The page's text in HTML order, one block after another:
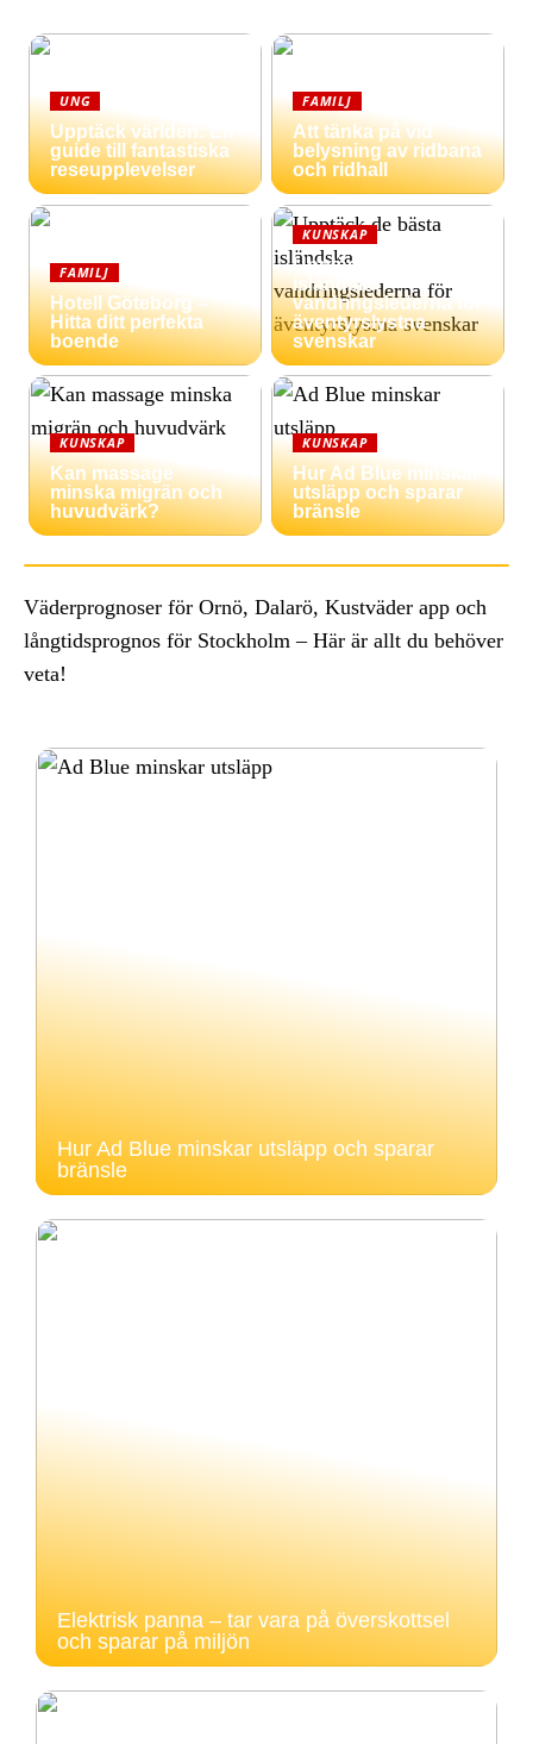
UNG
Upptäck världen: En
guide till fantastiska
reseupplevelser
FAMILJ
Att tänka på vid
belysning av ridbana
och ridhall
FAMILJ
Hotell Göteborg –
Hitta ditt perfekta
boende
KUNSKAP
Upptäck de bästa
isländska
vandringslederna för
äventyrslystna
svenskar
KUNSKAP
Kan massage
minska migrän och
huvudvärk?
KUNSKAP
Hur Ad Blue minskar
utsläpp och sparar
bränsle
Väderprognoser för Ornö, Dalarö, Kustväder app och
långtidsprognos för Stockholm – Här är allt du behöver
veta!
Hur Ad Blue minskar utsläpp och sparar
bränsle
Elektrisk panna – tar vara på överskottsel
och sparar på miljön